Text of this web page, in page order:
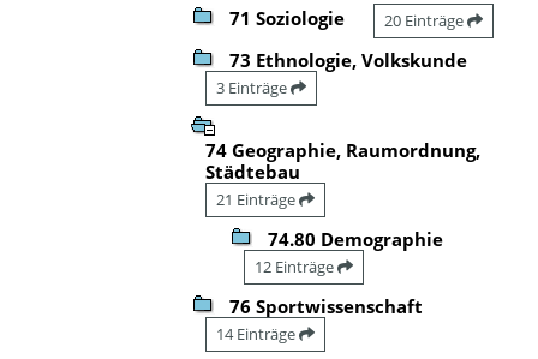
71 Soziologie 20 Einträge
73 Ethnologie, Volkskunde
3 Einträge
74 Geographie, Raumordnung,
Städtebau
21 Einträge
74.80 Demographie
12 Einträge
76 Sportwissenschaft
14 Einträge